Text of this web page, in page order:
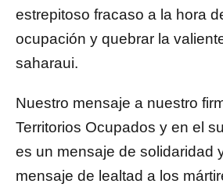
estrepitoso fracaso a la hora
ocupación y quebrar la
saharaui.
Nuestro mensaje a nuestro
Territorios Ocupados y en el
es un mensaje de solidaridad
mensaje de lealtad a los